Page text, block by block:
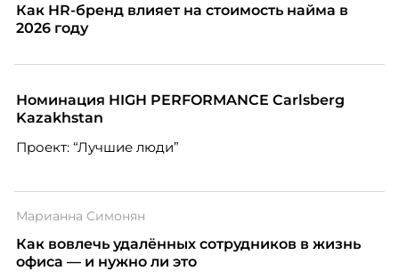
Как HR-бренд влияет на стоимость найма в
2026 году
Номинация HIGH PERFORMANCE Carlsberg
Kazakhstan
Проект: “Лучшие люди”
Марианна Симонян
Как вовлечь удалённых сотрудников в жизнь
офиса — и нужно ли это